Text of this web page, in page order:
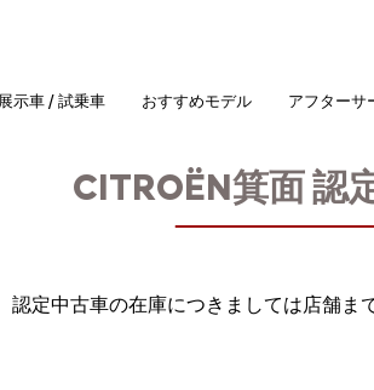
展示車 / 試乗車 おすすめモデル アフターサ
CITROËN箕面認
認定中古車の在庫につきましては店舗ま